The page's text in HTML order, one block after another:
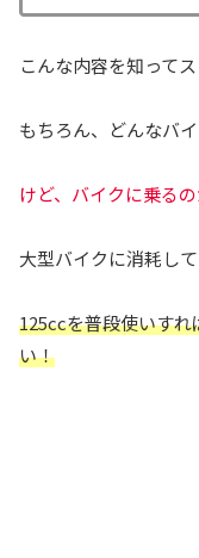
こんな内容を知ってス
もちろん、どんなバ
けど、バイクに乗る
大型バイクに消耗し
125ccを普段使いすれ
い！